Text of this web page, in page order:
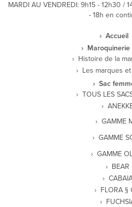
MARDI AU VENDREDI: 9h15 - 12h30 /
- 18h en
Accueil
Maroquinerie
Histoire de la
Les marques
Sac
TOUS LES
GAMME
GAMME
GAMME
BEAR
FLORA §